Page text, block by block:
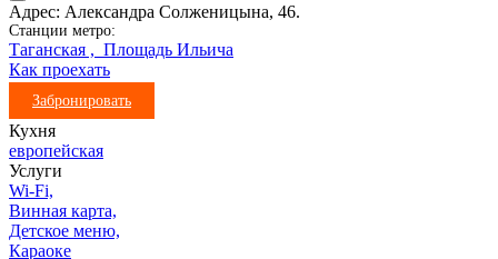
Адрес: Александра Солженицына, 46.
Станции метро:
Таганская , Площадь Ильича
Как проехать
Забронировать
Кухня
европейская
Услуги
Wi-Fi,
Винная карта,
Детское меню,
Караоке